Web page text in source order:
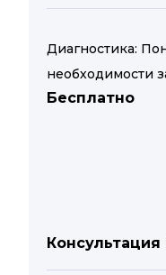
Диагностика:
необходимости
Бесплатно
Консультация